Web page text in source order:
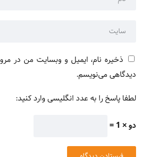
ذخیره نام، ایمیل و وبسایت من در
دیدگاهی می‌نویسم.
لطفا پاسخ را به عدد انگلیسی وارد کنید:
دو × 1 =